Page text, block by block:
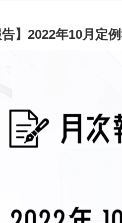
告】2022年10月定